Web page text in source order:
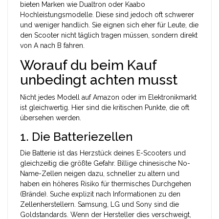
bieten Marken wie Dualtron oder Kaabo
Hochleistungsmodelle. Diese sind jedoch oft schwerer
und weniger handlich. Sie eignen sich eher für Leute, die
den Scooter nicht täglich tragen müssen, sondern direkt
von A nach B fahren.
Worauf du beim Kauf
unbedingt achten musst
Nicht jedes Modell auf Amazon oder im Elektronikmarkt
ist gleichwertig. Hier sind die kritischen Punkte, die oft
übersehen werden.
1. Die Batteriezellen
Die Batterie ist das Herzstück deines E-Scooters und
gleichzeitig die größte Gefahr. Billige chinesische No-
Name-Zellen neigen dazu, schneller zu altern und
haben ein höheres Risiko für thermisches Durchgehen
(Brände). Suche explizit nach Informationen zu den
Zellenherstellern. Samsung LG und Sony sind die
Goldstandards. Wenn der Hersteller dies verschweigt,